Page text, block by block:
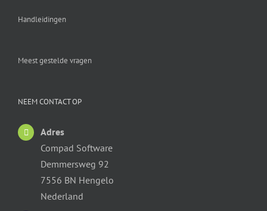
Handleidingen
Meest gestelde vragen
NEEM CONTACT OP
Adres
Compad Software
Demmersweg 92
7556 BN Hengelo
Nederland